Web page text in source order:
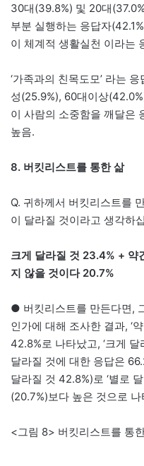
30대(39.8%) 및 20대
부분 실행하는 응답자
이 체계적 생활실천 이라는
‘가족과의 친목도모’ 라는
성(25.9%), 60대이상
이 사람의 소중함을 깨달은
높음.
8. 버킷리스트를 통한 삶
Q. 귀하께서 버킷리스트를
이 달라질 것이라고 생각하
크게 달라질 것 23.4% + 약
지 않을 것이다 20.7%
● 버킷리스트를 만든다면,
인가에 대해 조사한 결과, ‘
42.8%로 나타났고, ‘크게
달라질 것에 대한 응답은
달라질 것 42.8%)로 ‘별로
(20.7%)보다 높은 것으로 나
<그림 8> 버킷리스트를 통